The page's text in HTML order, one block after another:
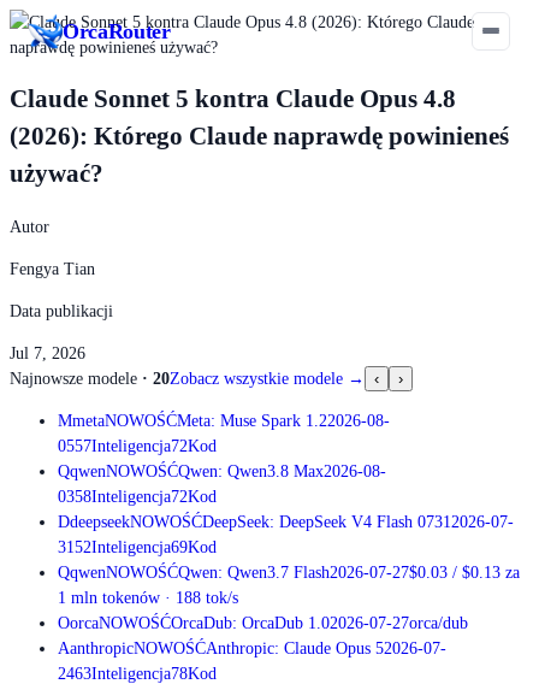
OrcaRouter
Claude Sonnet 5 kontra Claude Opus 4.8
(2026): Którego Claude naprawdę powinieneś
używać?
Autor
Fengya Tian
Data publikacji
Jul 7, 2026
Najnowsze modele · 20Zobacz wszystkie modele → ‹ ›
MmetaNOWOŚĆMeta: Muse Spark 1.22026-08-
0557Inteligencja72Kod
QqwenNOWOŚĆQwen: Qwen3.8 Max2026-08-
0358Inteligencja72Kod
DdeepseekNOWOŚĆDeepSeek: DeepSeek V4 Flash 0731 2026-07-
31 52Inteligencja69Kod
QqwenNOWOŚĆQwen: Qwen3.7 Flash2026-07-27$0.03 / $0.13 za
1 mln tokenów · 188 tok/s
OorcaNOWOŚĆOrcaDub: OrcaDub 1.02026-07-27orca/dub
AanthropicNOWOŚĆAnthropic: Claude Opus 52026-07-
2463Inteligencja78Kod